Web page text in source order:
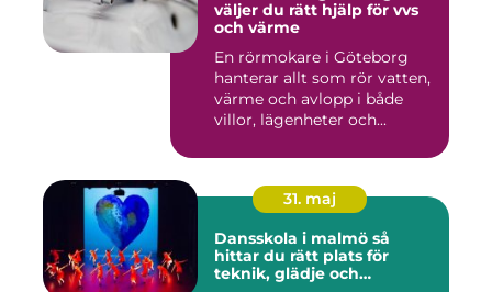
väljer du rätt hjälp för vvs
och värme
En rörmokare i Göteborg
hanterar allt som rör vatten,
värme och avlopp i både
villor, lägenheter och...
31. maj
Dansskola i malmö så
hittar du rätt plats för
teknik, glädje och